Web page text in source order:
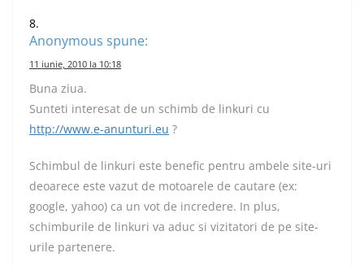
Anonymous spune:
11 iunie, 2010 la 10:18
Buna ziua.
Sunteti interesat de un schimb de linkuri cu
http://www.e-anunturi.eu ?
Schimbul de linkuri este benefic pentru ambele site-uri
deoarece este vazut de motoarele de cautare (ex:
google, yahoo) ca un vot de incredere. In plus,
schimburile de linkuri va aduc si vizitatori de pe site-
urile partenere.